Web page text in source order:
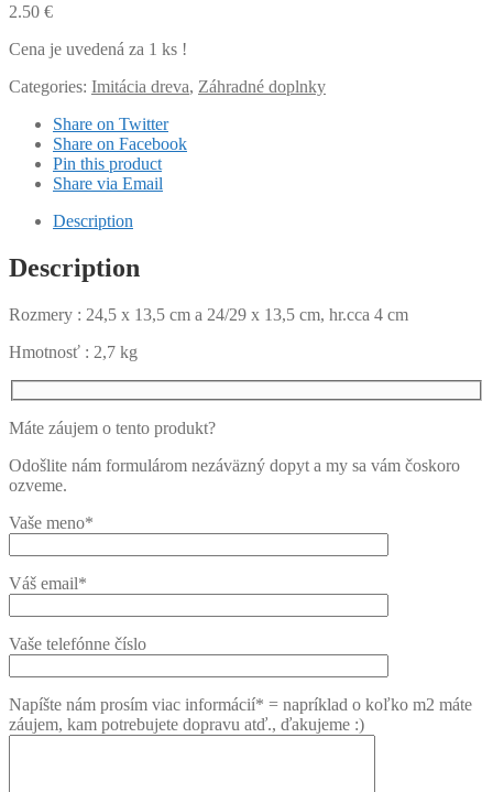
2.50 €
Cena je uvedená za 1 ks !
Categories: Imitácia dreva, Záhradné doplnky
Share on Twitter
Share on Facebook
Pin this product
Share via Email
Description
Description
Rozmery : 24,5 x 13,5 cm a 24/29 x 13,5 cm, hr.cca 4 cm
Hmotnosť : 2,7 kg
Máte záujem o tento produkt?
Odošlite nám formulárom nezáväzný dopyt a my sa vám čoskoro
ozveme.
Vaše meno*
Váš email*
Vaše telefónne číslo
Napíšte nám prosím viac informácií* = napríklad o koľko m2 máte
záujem, kam potrebujete dopravu atď., ďakujeme :)